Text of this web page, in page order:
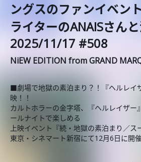
ングスのファンイベン
ライターのANAISさん
2025/11/17 #508
NiEW EDITION from GRAND
■劇場で地獄の素泊まり？！『ヘルレイ
映！！
カルトホラーの金字塔、『ヘルレイザー
ールナイトで楽しめる
上映イベント『続・地獄の素泊まり／ス
東京・シネマート新宿にて12月6日に開催